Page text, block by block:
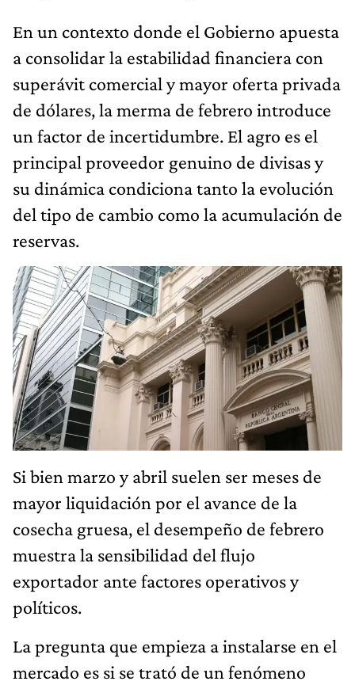
En un contexto donde el Gobierno apuesta
a consolidar la estabilidad financiera con
superávit comercial y mayor oferta privada
de dólares, la merma de febrero introduce
un factor de incertidumbre. El agro es el
principal proveedor genuino de divisas y
su dinámica condiciona tanto la evolución
del tipo de cambio como la acumulación de
reservas.
Si bien marzo y abril suelen ser meses de
mayor liquidación por el avance de la
cosecha gruesa, el desempeño de febrero
muestra la sensibilidad del flujo
exportador ante factores operativos y
políticos.
La pregunta que empieza a instalarse en el
mercado es si se trató de un fenómeno